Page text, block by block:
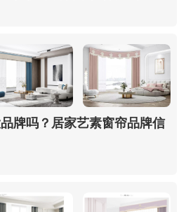
牌吗？居家艺素窗帘品牌信